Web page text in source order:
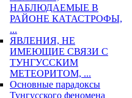
НАБЛЮДАЕМЫЕ В
РАЙОНЕ КАТАСТРОФЫ,
...
ЯВЛЕНИЯ, НЕ
ИМЕЮЩИЕ СВЯЗИ С
ТУНГУССКИМ
МЕТЕОРИТОМ, ...
Основные парадоксы
Тунгусского феномена